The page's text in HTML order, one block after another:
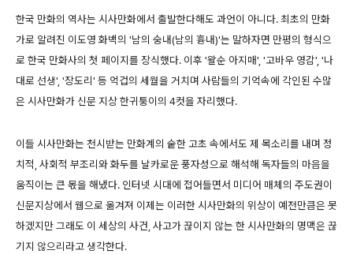
한국 만화의 역사는 시사만화에서 출발한다해도 과언이 아니다. 최초의 만화
가로 알려진 이도영 화백의 '남의 숭내(남의 흉내)'는 말하자면 만평의 형식으
로 한국 만화사의 첫 페이지를 장식했다. 이후 '왈순 아지매', '고바우 영감', '나
대로 선생', '장도리' 등 억겁의 세월을 거치며 사람들의 기억속에 각인된 수많
은 시사만화가 신문 지상 한귀퉁이의 4컷을 자리했다.
이들 시사만화는 천시받는 만화계의 숱한 고초 속에서도 제 목소리를 내며 정
치적, 사회적 부조리와 화두를 날카로운 풍자성으로 해석해 독자들의 마음을
움직이는 큰 몫을 해냈다. 인터넷 시대에 접어들면서 미디어 매체의 주도권이
신문지상에서 웹으로 옮겨져 이제는 이러한 시사만화의 위상이 예전만큼은 못
하겠지만 그래도 이 세상의 사건, 사고가 끊이지 않는 한 시사만화의 명맥은 끊
기지 않으리라고 생각한다.